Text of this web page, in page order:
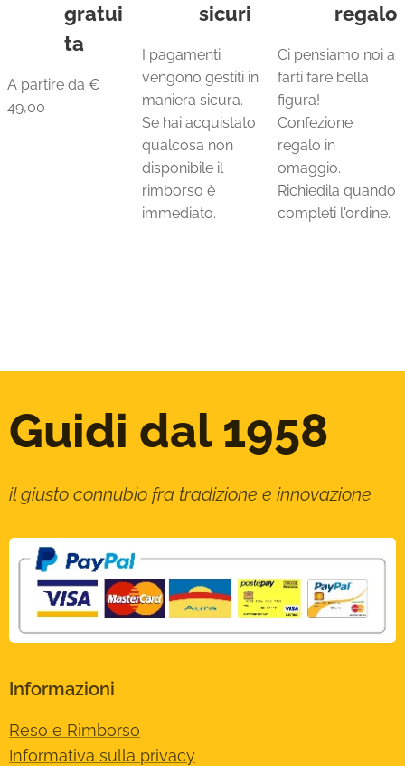
gratui
ta
A partire da €
49,00
sicuri
I pagamenti
vengono gestiti in
maniera sicura.
Se hai acquistato
qualcosa non
disponibile il
rimborso è
immediato.
regalo
Ci pensiamo noi a
farti fare bella
figura!
Confezione
regalo in
omaggio.
Richiedila quando
completi l'ordine.
Guidi dal 1958
il giusto connubio fra tradizione e innovazione
Informazioni
Reso e Rimborso
Informativa sulla privacy